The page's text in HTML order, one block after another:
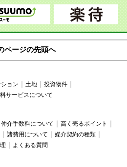
ページの先頭へ
ョン 土地
投資物件
サービスについて
仲介手数料について
高く売るポイント
諸費用について
媒介契約の種類
よくある質問